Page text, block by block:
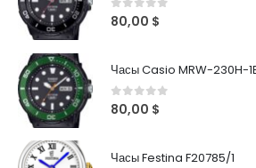
0out of 5
80,00 $
Часы Casio MRW-230H-
0out of 5
80,00 $
Часы Festina F20785/1